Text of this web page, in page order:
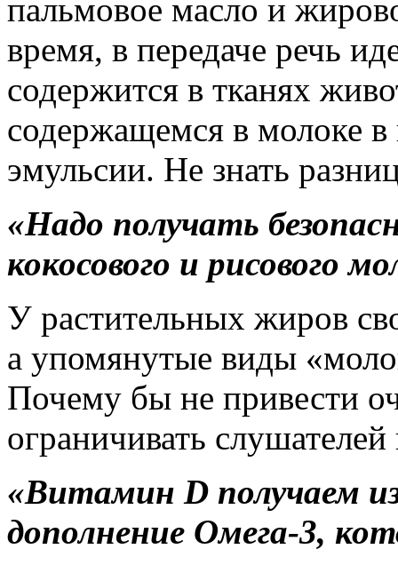
пальмовое масло и
время, в передаче речь
содержится в тканях
содержащемся в молоке
эмульсии. Не знать
«Надо получать
кокосового и рисового
У растительных жиров
а упомянутые виды
Почему бы не привести
ограничивать
«Витамин D получаем
дополнение Омега-3,